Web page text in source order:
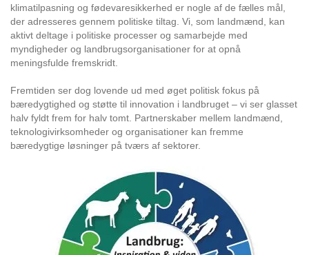
klimatilpasning og fødevaresikkerhed er nogle af de fælles mål,
der adresseres gennem politiske tiltag. Vi, som landmænd, kan
aktivt deltage i politiske processer og samarbejde med
myndigheder og landbrugsorganisationer for at opnå
meningsfulde fremskridt.
Fremtiden ser dog lovende ud med øget politisk fokus på
bæredygtighed og støtte til innovation i landbruget – vi ser glasset
halv fyldt frem for halv tomt. Partnerskaber mellem landmænd,
teknologivirksomheder og organisationer kan fremme
bæredygtige løsninger på tværs af sektorer.